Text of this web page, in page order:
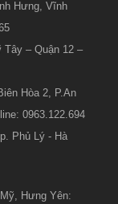
Hưng, Vĩnh
Tây – Quận 12 –
Hòa 2, P.An
0963.122.694
Phủ Lý - Hà
Hưng Yên: